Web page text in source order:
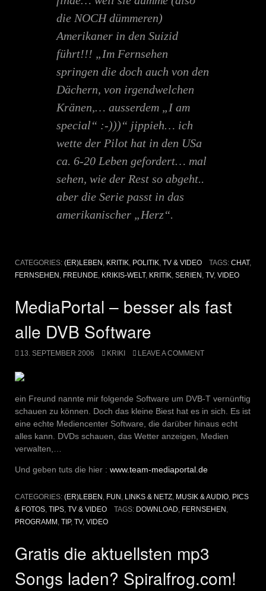
die NOCH dümmeren)
Amerikaner in den Suizid
führt!!! „Im Fernsehen
springen die doch auch von den
Dächern, von irgendwelchen
Kränen,… ausserdem „I am
special“ :-)))“ jippieh… ich
wette der Pilot hat in den USa
ca. 6-20 Leben gefordert… mal
sehen, wie der Rest so abgeht..
aber die Serie passt in das
amerikanischer „Herz“.
CATEGORIES: (ER)LEBEN , KRITIK, POLITIK, TV & VIDEO TAGS: CHAT,
FERNSEHEN , FREUNDE, KRIKIS-WELT, KRITIK, SERIEN , TV, VIDEO
MediaPortal – besser als fast
alle DVB Software
13. SEPTEMBER 2006 KRIKI LEAVE A COMMENT
ein Freund nannte mir folgende Software um DVB-T vernünftig
schauen zu können. Doch das kleine Biest hat es in sich. Es ist
eine echte Mediencenter Software, die darüber hinaus echt
alles kann. DVDs schauen, das Wetter anzeigen, Medien
verwalten,…
Und geben tuts die hier : www.team-mediaportal.de
CATEGORIES: (ER)LEBEN , FUN , LINKS & NETZ, MUSIK & AUDIO, PICS
& FOTOS, TIPS, TV & VIDEO TAGS: DOWNLOAD, FERNSEHEN ,
PROGRAMM , TIP, TV, VIDEO
Gratis die aktuellsten mp3
Songs laden? Spiralfrog.com!